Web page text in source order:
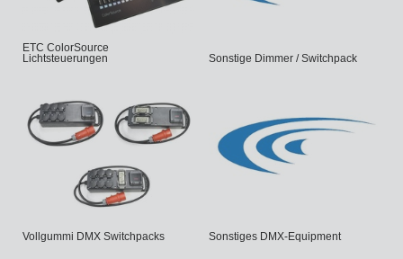
ETC ColorSource
Lichtsteuerungen
Sonstige Dimmer / Switchpack
Vollgummi DMX Switchpacks Sonstiges DMX-Equipment